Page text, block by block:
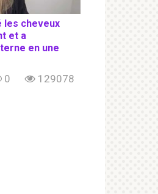
les cheveux
et a
en une
0 129078